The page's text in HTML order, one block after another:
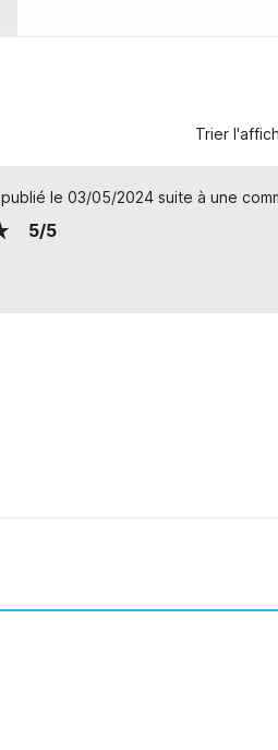
Trier
publié le 03/05/2024 suite à une
5/5